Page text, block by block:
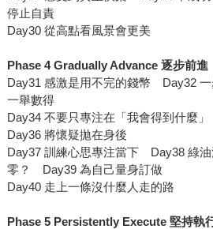
停止自責
Day30 從高點看風景會更美
Phase 4 Gradually Advance 逐步前進
Day31 感激是用不完的錢幣 Day32
一舉數得
Day34 不要只專注在「我會得到什麼
Day36 將懷疑拋在身後
Day37 訓練心思專注當下 Day38 綠油
零？ Day39 為自己量身訂做
Day40 走上一條沒什麼人走的路
Phase 5 Persistently Execute 堅持執